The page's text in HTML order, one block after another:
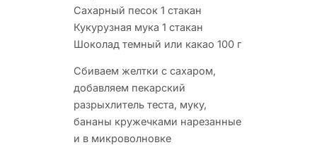
Сахарный песок 1 стакан
Кукурузная мука 1 стакан
Шоколад темный или какао 100 г
Сбиваем желтки с сахаром,
добавляем пекарский
разрыхлитель теста, муку,
бананы кружечками нарезанные
и в микроволновке